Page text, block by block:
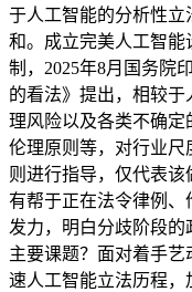
于人工智能的分析性
和。成立完美人工智
制，2025年8月国务院
的看法》提出，相较
理风险以及各类不确定
伦理原则等，对行业
则进行指导，仅代表该
有帮于正在法令律例、
发力，明白分歧阶段
主要课题？面对着手
速人工智能立法历程